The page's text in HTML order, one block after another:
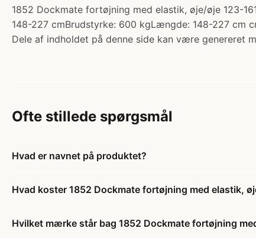
1852 Dockmate fortøjning med elastik, øje/øje 123-
148-227 cmBrudstyrke: 600 kgLængde: 148-227 cm
Dele af indholdet på denne side kan være genereret
Ofte stillede spørgsmål
Hvad er navnet på produktet?
Hvad koster 1852 Dockmate fortøjning med elastik,
Hvilket mærke står bag 1852 Dockmate fortøjning